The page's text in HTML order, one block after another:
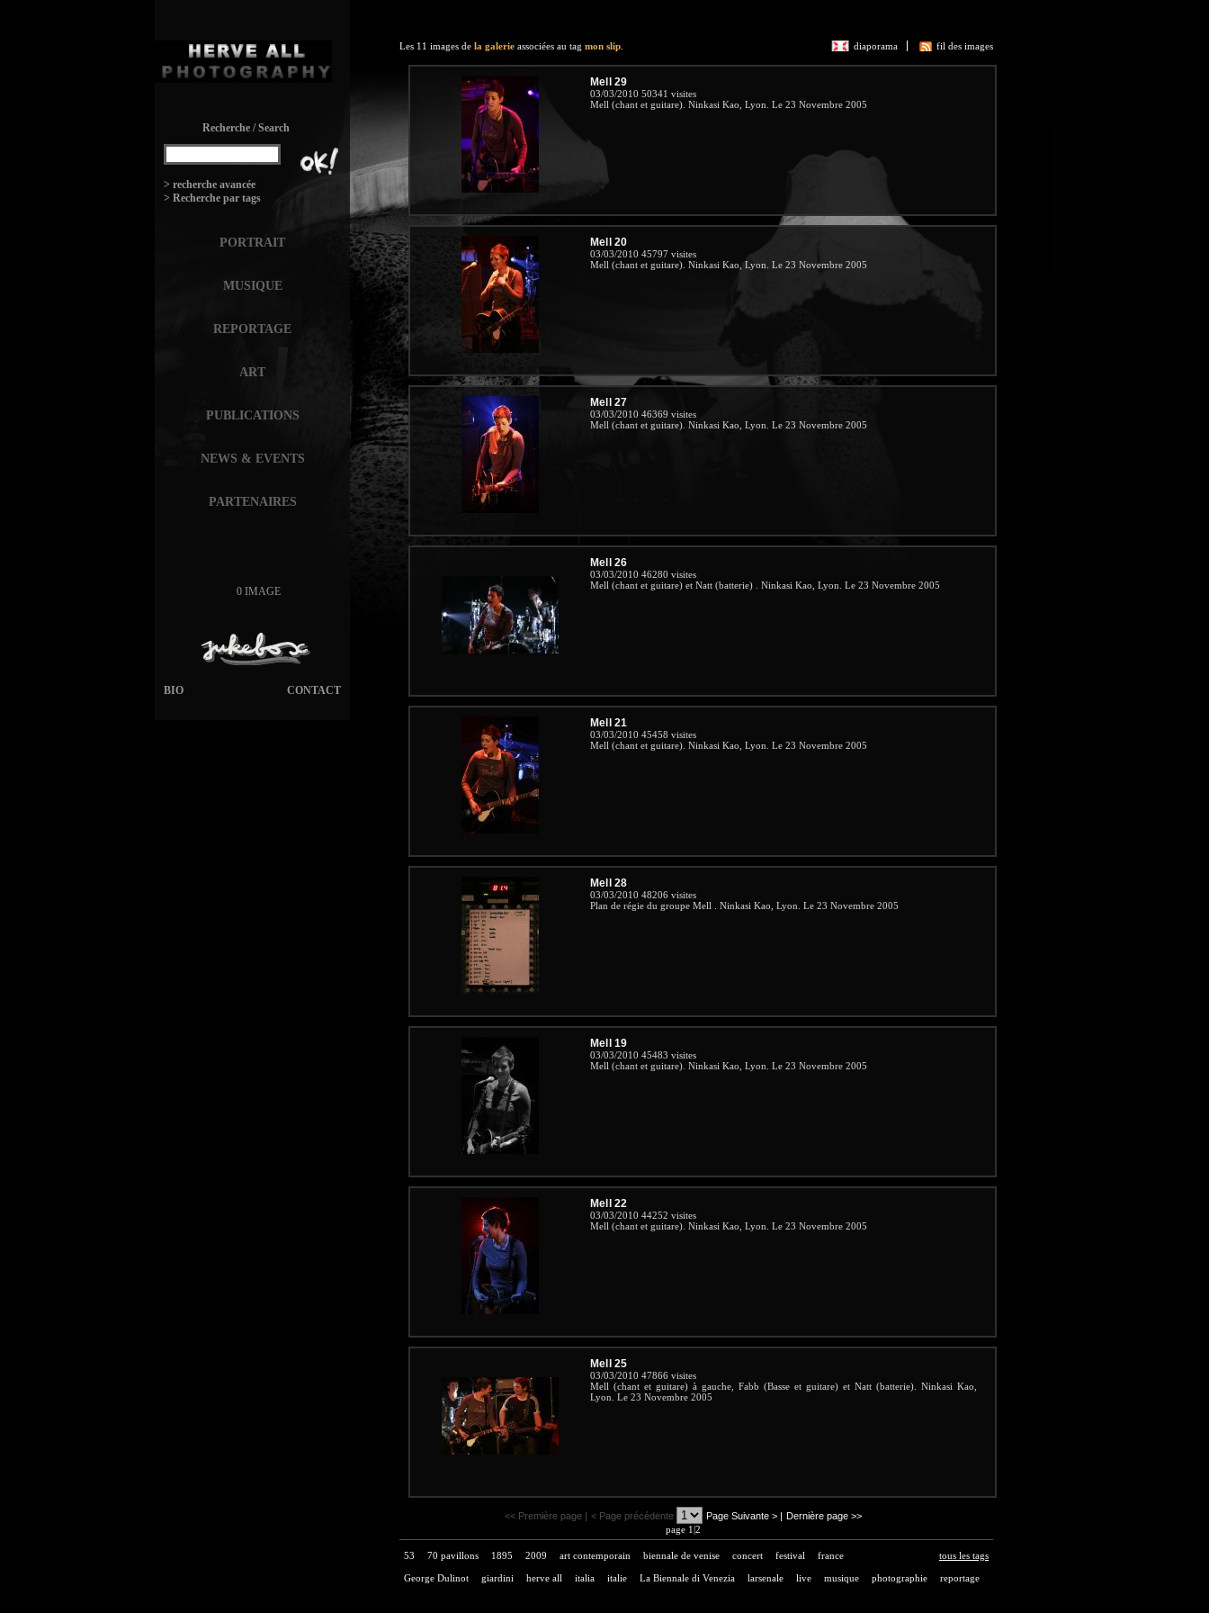
Recherche / Search
> recherche avancée
> Recherche par tags
PORTRAIT
MUSIQUE
REPORTAGE
ART
PUBLICATIONS
NEWS & EVENTS
PARTENAIRES
0 IMAGE
CONTACT
BIO
fil des images
diaporama
Les 11 images de la galerie associées au tag mon slip
Mell 29
03/03/2010 50341 visites
Mell (chant et guitare). Ninkasi Kao, Lyon. Le 23 Novembre 2005
Mell 20
03/03/2010 45797 visites
Mell (chant et guitare). Ninkasi Kao, Lyon. Le 23 Novembre 2005
Mell 27
03/03/2010 46369 visites
Mell (chant et guitare). Ninkasi Kao, Lyon. Le 23 Novembre 2005
Mell 26
03/03/2010 46280 visites
Mell (chant et guitare) et Natt (batterie) . Ninkasi Kao, Lyon. Le 23 Novembre 2005
Mell 21
03/03/2010 45458 visites
Mell (chant et guitare). Ninkasi Kao, Lyon. Le 23 Novembre 2005
Mell 28
03/03/2010 48206 visites
Plan de régie du groupe Mell . Ninkasi Kao, Lyon. Le 23 Novembre 2005
Mell 19
03/03/2010 45483 visites
Mell (chant et guitare). Ninkasi Kao, Lyon. Le 23 Novembre 2005
Mell 22
03/03/2010 44252 visites
Mell (chant et guitare). Ninkasi Kao, Lyon. Le 23 Novembre 2005
Mell 25
03/03/2010 47866 visites
Mell (chant et guitare) à gauche, Fabb (Basse et guitare) et Natt (batterie). Ninkasi Kao,
Lyon. Le 23 Novembre 2005
<< Première page | < Page précédente Page Suivante >| Dernière page >>
page 1|2
tous les tags
53 70 pavillons 1895 2009 art contemporain biennale de venise concert festival france
George Dulinot giardini herve all italia italie La Biennale di Venezia larsenale live musique photographie reportage